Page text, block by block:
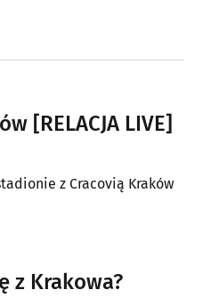
[RELACJA LIVE]
z Cracovią Kraków
z Krakowa?